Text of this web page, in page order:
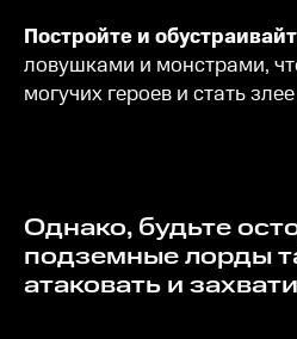
Постройте и
ловушками и монстрами,
могучих героев и стать
Однако, будьте осторожны, другие
подземные лорды
атаковать и